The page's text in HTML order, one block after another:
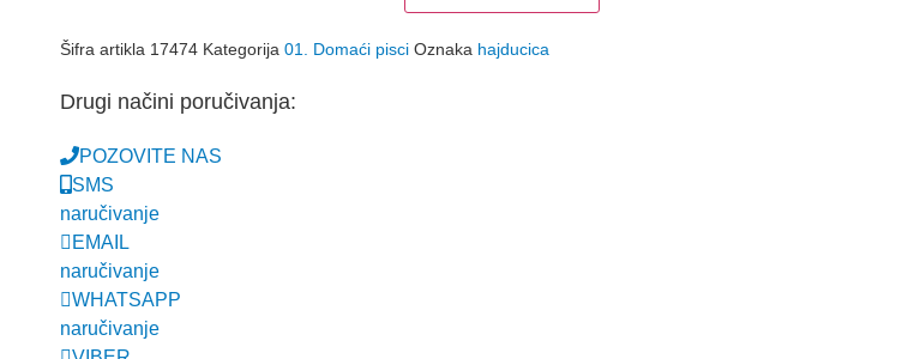
Šifra artikla 17474 Kategorija 01. Domaći pisci Oznaka hajducica
Drugi načini poručivanja:
POZOVITE NAS
SMS
naručivanje
EMAIL
naručivanje
WHATSAPP
naručivanje